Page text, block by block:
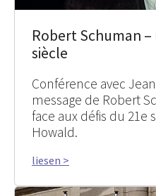
Robert Schuman
siècle
Conférence avec
message de Robert
face aux défis du 21e
Howald.
liesen >